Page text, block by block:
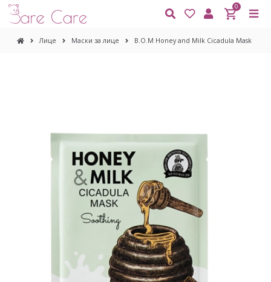
0
Лице Маски за лице B.O.M Honey and Milk Cicadula Mask